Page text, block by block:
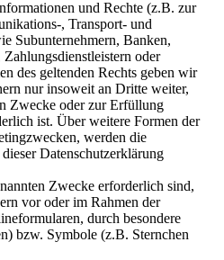
und Rechte (z.B. zur
, Transport- und
Subunternehmern, Banken,
Zahlungsdienstleistern oder
des geltenden Rechts geben wir
nur insoweit an Dritte weiter,
Zwecke oder zur Erfüllung
ist. Über weitere Formen der
werden die
Datenschutzerklärung
Zwecke erforderlich sind,
vor oder im Rahmen der
durch besondere
bzw. Symbole (z.B. Sternchen